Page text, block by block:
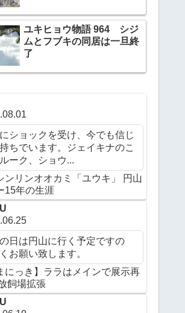
ユキヒョウ物語 964 シジ
ムとフブキの同居は一旦終
了
ショックを受け、今でも信じ
ちでいます。ジェイキナのこ
ーク、ショウ...
ンリンオオカミ「ユウキ」 円山
15年の生涯
日は円山に行く予定ですの
お願い致します。
にっき】ララはメインで展示再
飼場拡張